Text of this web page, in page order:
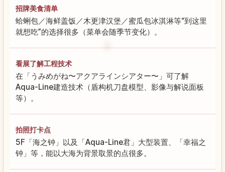
招牌美食清单
蛤蜊包／海鲜盖饭／木更津汉堡／蜜瓜包冰淇淋等“到这里
就想吃”的选择很多（菜单会随季节变化）。
看展了解工程技术
在「うみめがね〜アクアラインシアター〜」可了解
Aqua-Line建造技术（盾构机刀盘模型、影像与解说面板
等）。
拍照打卡点
5F「海之钟」以及「Aqua-Line君」大型装置、「幸福之
钟」等，能以大海为背景取景的点很多。